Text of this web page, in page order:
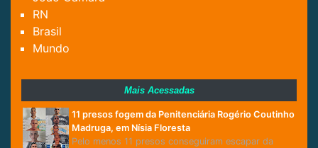
RN
Brasil
Mundo
Mais Acessadas
11 presos fogem da Penitenciária Rogério Coutinho
Madruga, em Nísia Floresta
Pelo menos 11 presos conseguiram escapar da